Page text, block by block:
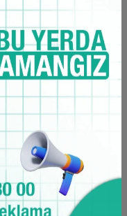
taxminlarni
hal qila oladigan